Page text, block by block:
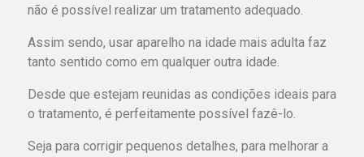
não é possível realizar um tratamento adequado.
Assim sendo, usar aparelho na idade mais adulta faz
tanto sentido como em qualquer outra idade.
Desde que estejam reunidas as condições ideais para
o tratamento, é perfeitamente possível fazê-lo.
Seja para corrigir pequenos detalhes, para melhorar a